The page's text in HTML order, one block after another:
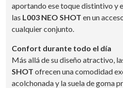
aportando ese toque distintivo y
las L003 NEO SHOT en un
cualquier conjunto.
Confort durante todo el día
Más allá de su diseño atractivo,
SHOT ofrecen una comodidad
acolchonada y la suela de goma